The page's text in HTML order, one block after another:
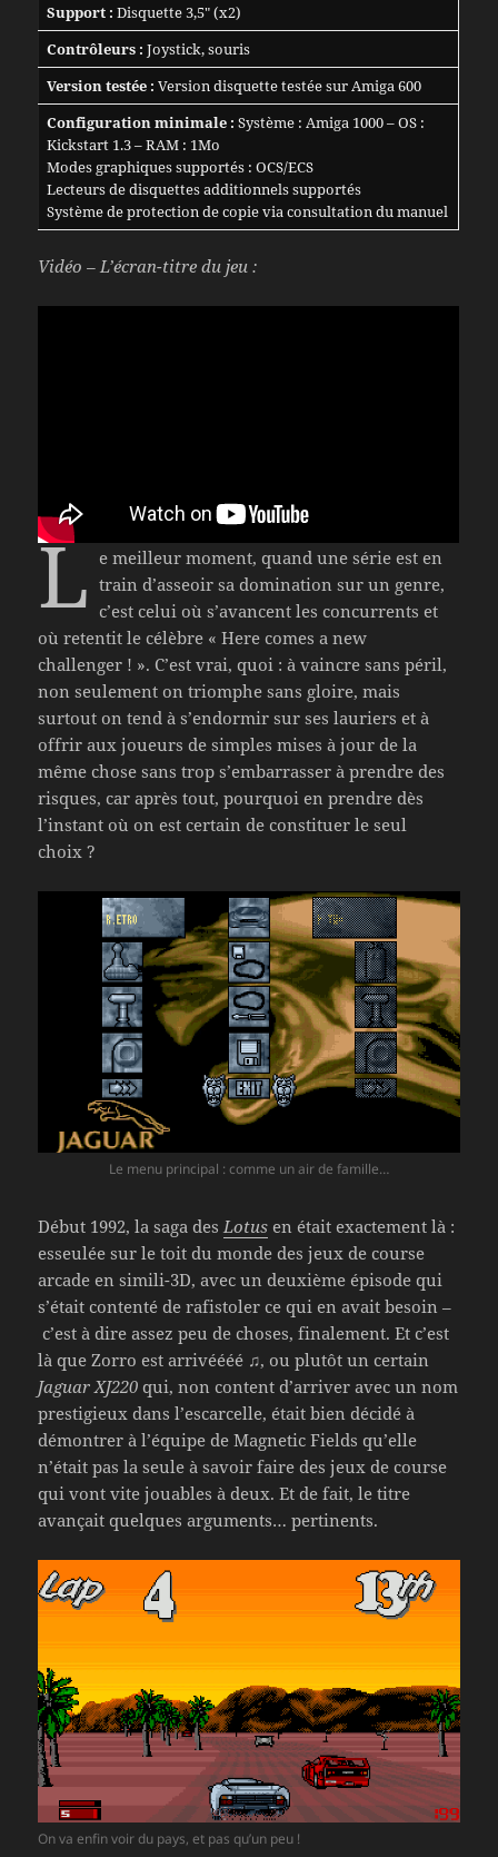
Support : Disquette 3,5″ (x2)
Contrôleurs : Joystick, souris
Version testée : Version disquette testée sur Amiga 600
Configuration minimale : Système : Amiga 1000 – OS :
Kickstart 1.3 – RAM : 1Mo
Modes graphiques supportés : OCS/ECS
Lecteurs de disquettes additionnels supportés
Système de protection de copie via consultation du manuel
Vidéo – L’écran-titre du jeu :
L e meilleur moment, quand une série est en
train d’asseoir sa domination sur un genre,
c’est celui où s’avancent les concurrents et
où retentit le célèbre « Here comes a new
challenger ! ». C’est vrai, quoi : à vaincre sans péril,
non seulement on triomphe sans gloire, mais
surtout on tend à s’endormir sur ses lauriers et à
offrir aux joueurs de simples mises à jour de la
même chose sans trop s’embarrasser à prendre des
risques, car après tout, pourquoi en prendre dès
l’instant où on est certain de constituer le seul
choix ?
Le menu principal : comme un air de famille…
Début 1992, la saga desLotus en était exactement là :
esseulée sur le toit du monde des jeux de course
arcade en simili-3D, avec un deuxième épisode qui
s’était contenté de rafistoler ce qui en avait besoin –
c’est à dire assez peu de choses, finalement. Et c’est
là que Zorro est arrivéééé ♫, ou plutôt un certain
Jaguar XJ220 qui, non content d’arriver avec un nom
prestigieux dans l’escarcelle, était bien décidé à
démontrer à l’équipe de Magnetic Fields qu’elle
n’était pas la seule à savoir faire des jeux de course
qui vont vite jouables à deux. Et de fait, le titre
avançait quelques arguments… pertinents.
On va enfin voir du pays, et pas qu’un peu !